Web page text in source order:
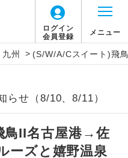
ログイン
会員登録
メニュー
九州 > (S/W/A/Cスイート)飛
らせ（8/10、8/11）
鳥II名古屋港→佐
ーズと嬉野温泉
説明
（駅）から復路到着空港
行します。
（駅）から最終日出発空港
乗員が同行します。